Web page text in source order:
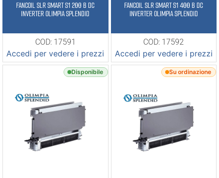
FANCOIL SLR SMART S1 200 B DC
INVERTER OLIMPIA SPLENDID
COD: 17591
Accedi per vedere i prezzi
FANCOIL SLR SMART S1 400 B DC
INVERTER OLIMPIA SPLENDID
COD: 17592
Accedi per vedere i prezzi
Disponibile Su ordinazione